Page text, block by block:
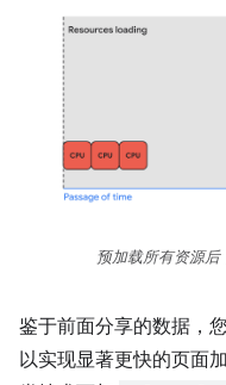
预加载所有资源后
鉴于前面分享的数据，
以实现显著更快的页面